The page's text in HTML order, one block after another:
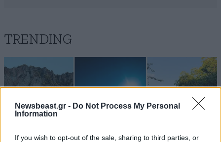
Newsbeast.gr - Do Not Process My Personal
Information
If you wish to opt-out of the sale, sharing to third parties, or
TRENDING